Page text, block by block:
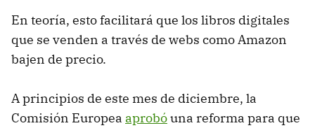
En teoría, esto facilitará que los libros digitales
que se venden a través de webs como Amazon
bajen de precio.
A principios de este mes de diciembre, la
Comisión Europea aprobóuna reforma para que